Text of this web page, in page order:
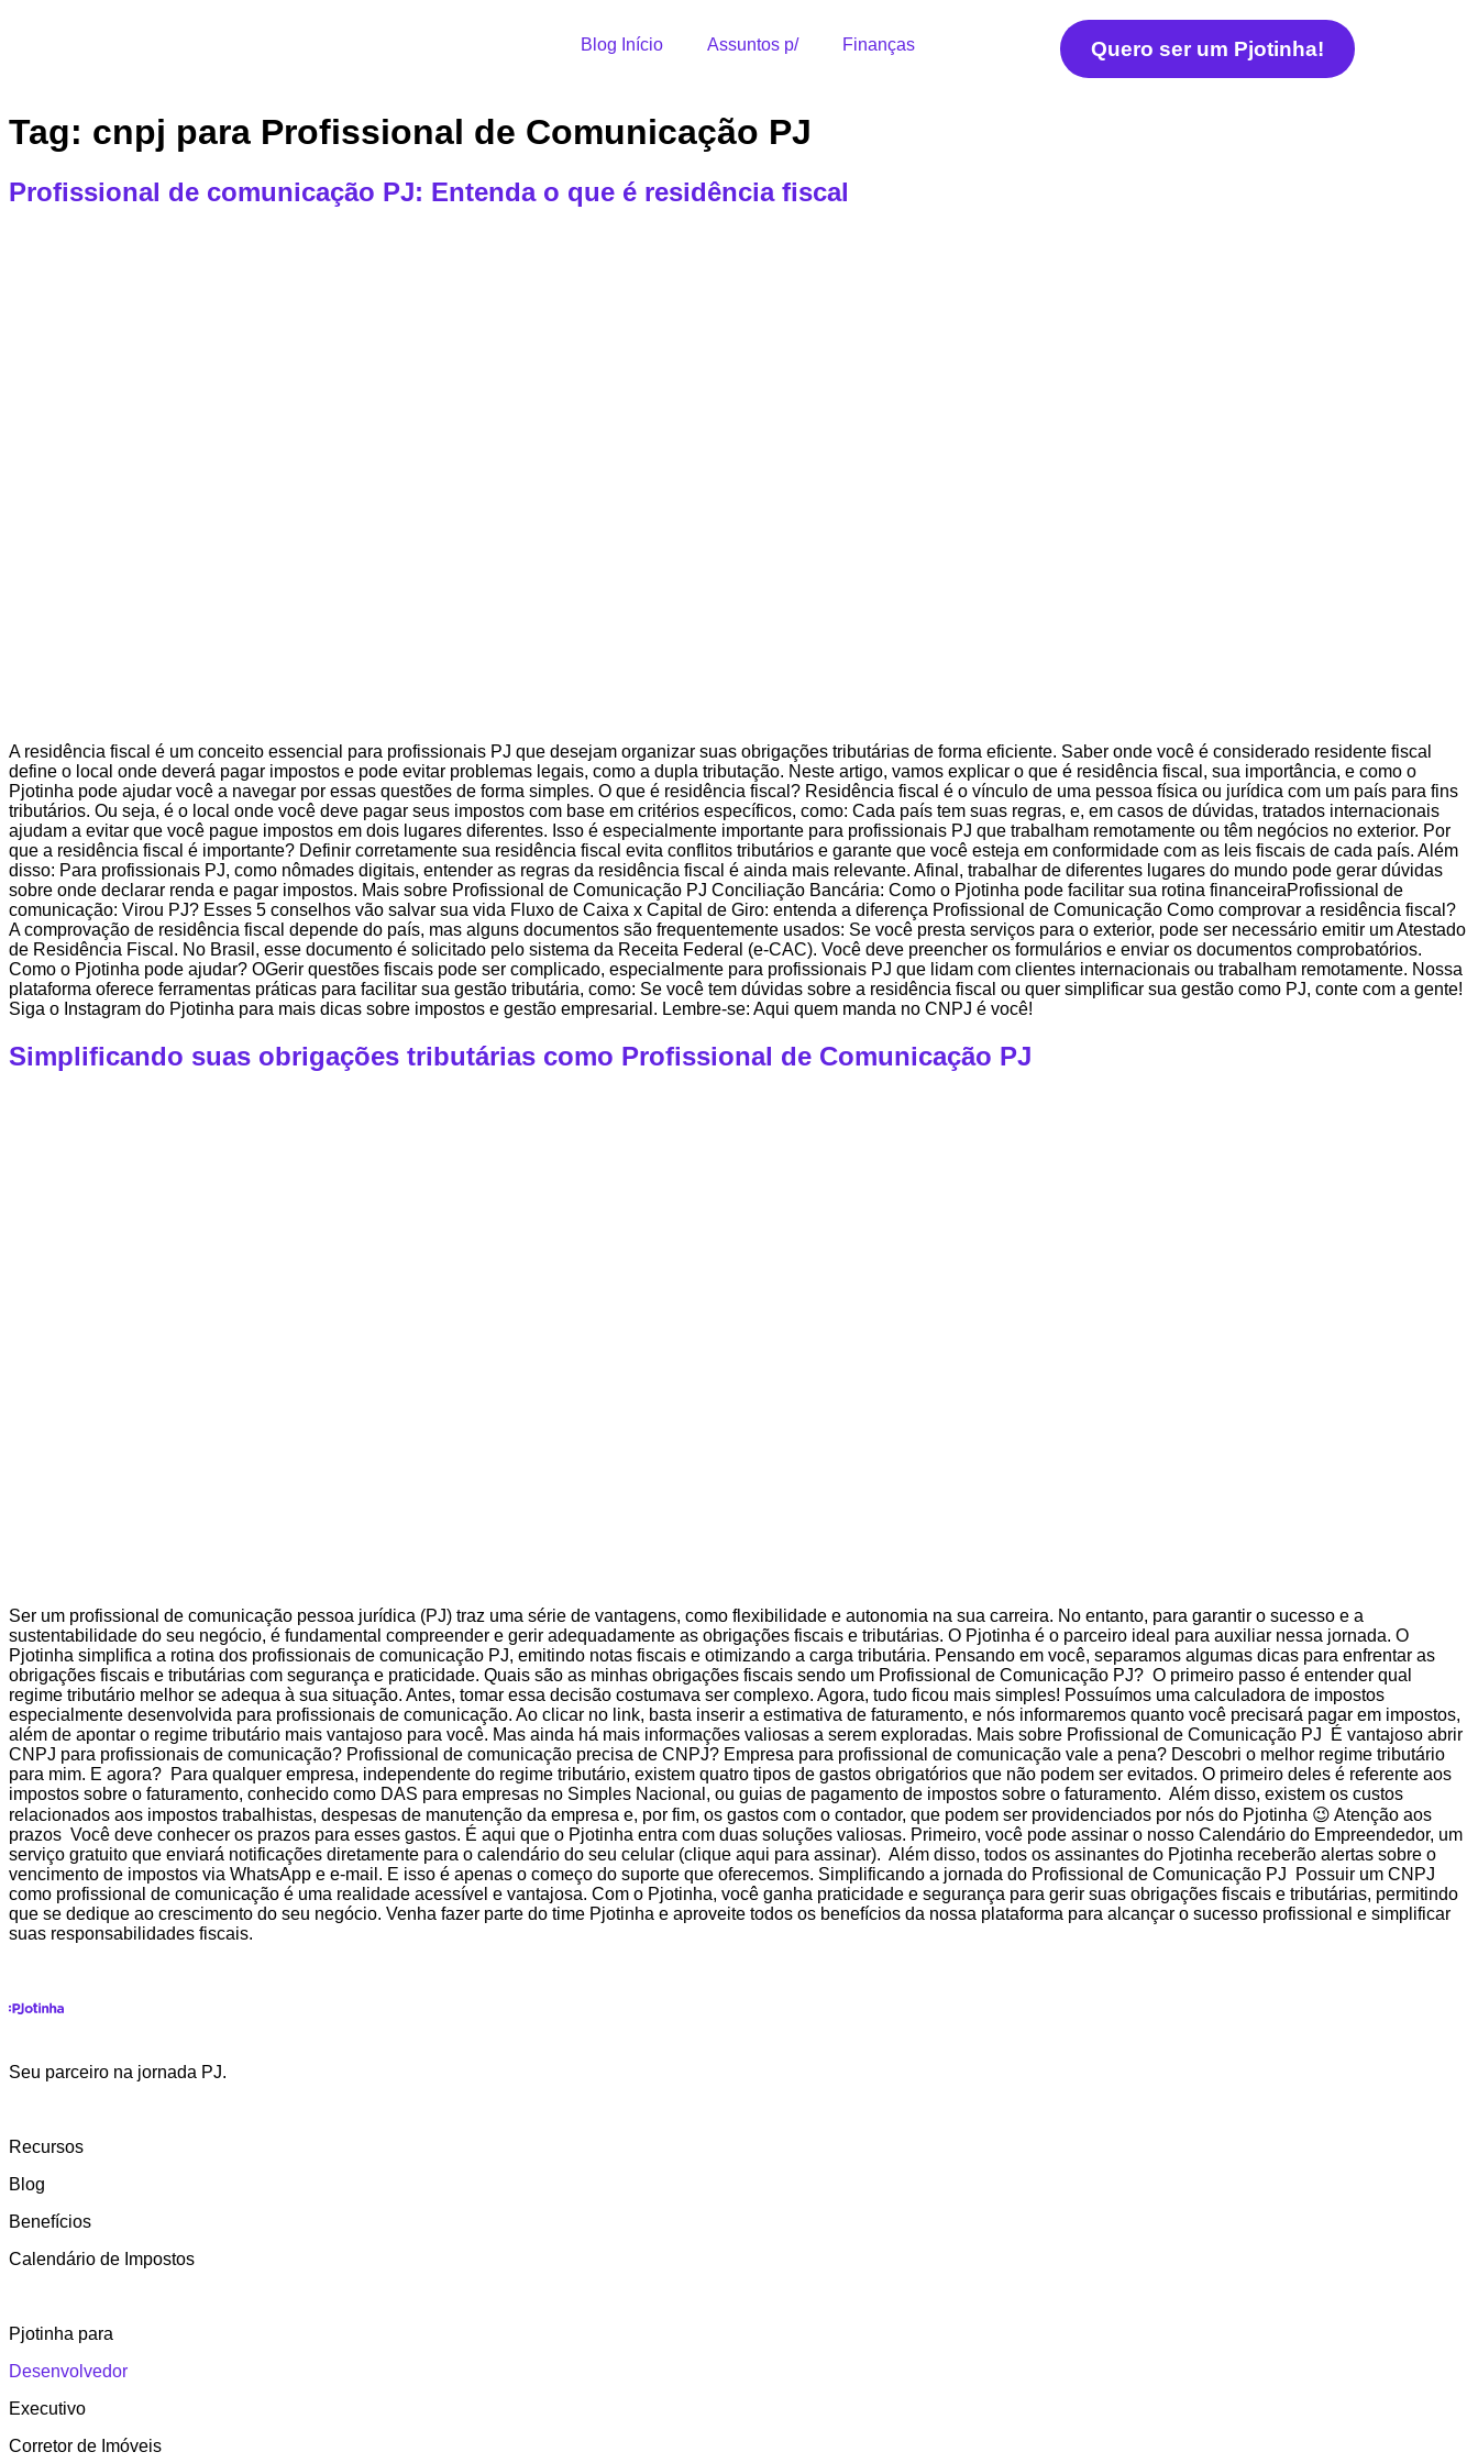
Blog Início Assuntos p/ Finanças Quero ser um Pjotinha!
Tag: cnpj para Profissional de Comunicação PJ
Profissional de comunicação PJ: Entenda o que é residência fiscal
A residência fiscal é um conceito essencial para profissionais PJ que desejam organizar suas obrigações tributárias de forma eficiente. Saber onde você é considerado residente fiscal
define o local onde deverá pagar impostos e pode evitar problemas legais, como a dupla tributação. Neste artigo, vamos explicar o que é residência fiscal, sua importância, e como o
Pjotinha pode ajudar você a navegar por essas questões de forma simples. O que é residência fiscal? Residência fiscal é o vínculo de uma pessoa física ou jurídica com um país para fins
tributários. Ou seja, é o local onde você deve pagar seus impostos com base em critérios específicos, como: Cada país tem suas regras, e, em casos de dúvidas, tratados internacionais
ajudam a evitar que você pague impostos em dois lugares diferentes. Isso é especialmente importante para profissionais PJ que trabalham remotamente ou têm negócios no exterior. Por
que a residência fiscal é importante? Definir corretamente sua residência fiscal evita conflitos tributários e garante que você esteja em conformidade com as leis fiscais de cada país. Além
disso: Para profissionais PJ, como nômades digitais, entender as regras da residência fiscal é ainda mais relevante. Afinal, trabalhar de diferentes lugares do mundo pode gerar dúvidas
sobre onde declarar renda e pagar impostos. Mais sobre Profissional de Comunicação PJ Conciliação Bancária: Como o Pjotinha pode facilitar sua rotina financeiraProfissional de
comunicação: Virou PJ? Esses 5 conselhos vão salvar sua vida Fluxo de Caixa x Capital de Giro: entenda a diferença Profissional de Comunicação Como comprovar a residência fiscal?
A comprovação de residência fiscal depende do país, mas alguns documentos são frequentemente usados: Se você presta serviços para o exterior, pode ser necessário emitir um Atestado
de Residência Fiscal. No Brasil, esse documento é solicitado pelo sistema da Receita Federal (e-CAC). Você deve preencher os formulários e enviar os documentos comprobatórios.
Como o Pjotinha pode ajudar? OGerir questões fiscais pode ser complicado, especialmente para profissionais PJ que lidam com clientes internacionais ou trabalham remotamente. Nossa
plataforma oferece ferramentas práticas para facilitar sua gestão tributária, como: Se você tem dúvidas sobre a residência fiscal ou quer simplificar sua gestão como PJ, conte com a gente!
Siga o Instagram do Pjotinha para mais dicas sobre impostos e gestão empresarial. Lembre-se: Aqui quem manda no CNPJ é você!
Simplificando suas obrigações tributárias como Profissional de Comunicação PJ
Ser um profissional de comunicação pessoa jurídica (PJ) traz uma série de vantagens, como flexibilidade e autonomia na sua carreira. No entanto, para garantir o sucesso e a
sustentabilidade do seu negócio, é fundamental compreender e gerir adequadamente as obrigações fiscais e tributárias. O Pjotinha é o parceiro ideal para auxiliar nessa jornada. O
Pjotinha simplifica a rotina dos profissionais de comunicação PJ, emitindo notas fiscais e otimizando a carga tributária. Pensando em você, separamos algumas dicas para enfrentar as
obrigações fiscais e tributárias com segurança e praticidade. Quais são as minhas obrigações fiscais sendo um Profissional de Comunicação PJ? O primeiro passo é entender qual
regime tributário melhor se adequa à sua situação. Antes, tomar essa decisão costumava ser complexo. Agora, tudo ficou mais simples! Possuímos uma calculadora de impostos
especialmente desenvolvida para profissionais de comunicação. Ao clicar no link, basta inserir a estimativa de faturamento, e nós informaremos quanto você precisará pagar em impostos,
além de apontar o regime tributário mais vantajoso para você. Mas ainda há mais informações valiosas a serem exploradas. Mais sobre Profissional de Comunicação PJ É vantajoso abrir
CNPJ para profissionais de comunicação? Profissional de comunicação precisa de CNPJ? Empresa para profissional de comunicação vale a pena? Descobri o melhor regime tributário
para mim. E agora? Para qualquer empresa, independente do regime tributário, existem quatro tipos de gastos obrigatórios que não podem ser evitados. O primeiro deles é referente aos
impostos sobre o faturamento, conhecido como DAS para empresas no Simples Nacional, ou guias de pagamento de impostos sobre o faturamento. Além disso, existem os custos
relacionados aos impostos trabalhistas, despesas de manutenção da empresa e, por fim, os gastos com o contador, que podem ser providenciados por nós do Pjotinha 😉 Atenção aos
prazos Você deve conhecer os prazos para esses gastos. É aqui que o Pjotinha entra com duas soluções valiosas. Primeiro, você pode assinar o nosso Calendário do Empreendedor, um
serviço gratuito que enviará notificações diretamente para o calendário do seu celular (clique aqui para assinar). Além disso, todos os assinantes do Pjotinha receberão alertas sobre o
vencimento de impostos via WhatsApp e e-mail. E isso é apenas o começo do suporte que oferecemos. Simplificando a jornada do Profissional de Comunicação PJ Possuir um CNPJ
como profissional de comunicação é uma realidade acessível e vantajosa. Com o Pjotinha, você ganha praticidade e segurança para gerir suas obrigações fiscais e tributárias, permitindo
que se dedique ao crescimento do seu negócio. Venha fazer parte do time Pjotinha e aproveite todos os benefícios da nossa plataforma para alcançar o sucesso profissional e simplificar
suas responsabilidades fiscais.
Seu parceiro na jornada PJ.
Recursos
Blog
Benefícios
Calendário de Impostos
Pjotinha para
Desenvolvedor
Executivo
Corretor de Imóveis